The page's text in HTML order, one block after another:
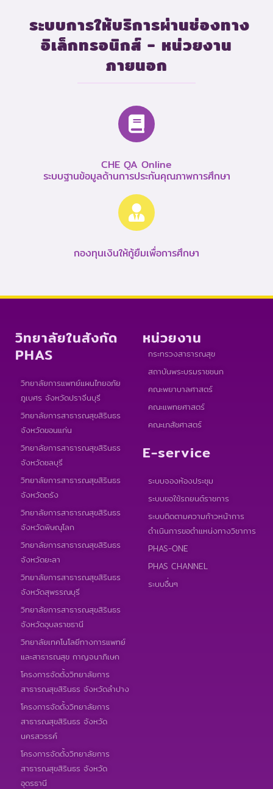
ระบบการให้บริการผ่านช่องทาง
อิเล็กทรอนิกส์ - หน่วยงาน
ภายนอก
CHE QA Online
ระบบฐานข้อมูลด้านการประกันคุณภาพการศึกษา
กองทุนเงินให้กู้ยืมเพื่อการศึกษา
วิทยาลัยในสังกัด
PHAS
วิทยาลัยการแพทย์แผนไทยอภัย
ภูเบศร จังหวัดปราจีนบุรี
วิทยาลัยการสาธารณสุขสิรินธร
จังหวัดขอนแก่น
วิทยาลัยการสาธารณสุขสิรินธร
จังหวัดชลบุรี
วิทยาลัยการสาธารณสุขสิรินธร
จังหวัดตรัง
วิทยาลัยการสาธารณสุขสิรินธร
จังหวัดพิษณุโลก
วิทยาลัยการสาธารณสุขสิรินธร
จังหวัดยะลา
วิทยาลัยการสาธารณสุขสิรินธร
จังหวัดสุพรรณบุรี
วิทยาลัยการสาธารณสุขสิรินธร
จังหวัดอุบลราชธานี
วิทยาลัยเทคโนโลยีทางการแพทย์
และสาธารณสุข กาญจนาภิเษก
โครงการจัดตั้งวิทยาลัยการ
สาธารณสุขสิรินธร จังหวัดลำปาง
โครงการจัดตั้งวิทยาลัยการ
สาธารณสุขสิรินธร จังหวัด
นครสวรรค์
โครงการจัดตั้งวิทยาลัยการ
สาธารณสุขสิรินธร จังหวัด
อุดรธานี
หน่วยงาน
กระทรวงสาธารณสุข
สถาบันพระบรมราชชนก
คณะพยาบาลศาสตร์
คณะแพทยศาสตร์
คณะเภสัชศาสตร์
E-service
ระบบจองห้องประชุม
ระบบขอใช้รถยนต์ราชการ
ระบบติดตามความก้าวหน้าการ
ดำเนินการขอตำแหน่งทางวิชาการ
PHAS-ONE
PHAS CHANNEL
ระบบอื่นๆ